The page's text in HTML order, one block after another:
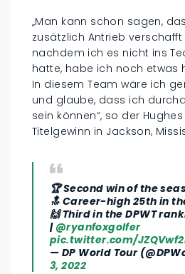
„Man kann schon sagen,
zusätzlich Antrieb
nachdem ich es nicht ins
hatte, habe ich noch etwas
In diesem Team wäre ich
und glaube, dass ich
sein können“, so der
Titelgewinn in Jackson,
🏆 Second win of the
🔝 Career-high 25th in
🙌 Third in the DPWT
| @ryanfoxgolfer
pic.twitter.com/
— DP World Tour
3, 2022